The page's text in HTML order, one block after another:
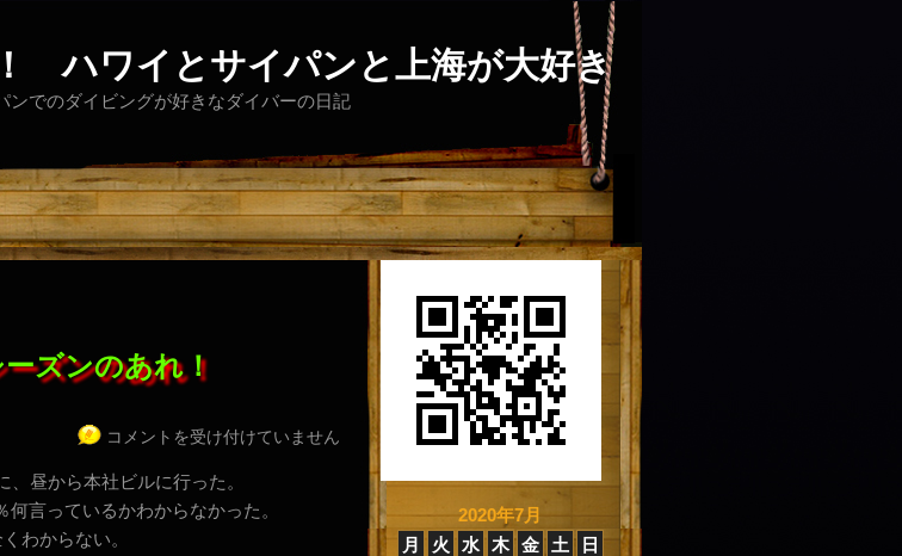
ハワイとサイパンと上海が大好き
ンでのダイビングが好きなダイバーの日記
ズンのあれ！
コメントを受け付けていません
昼から本社ビルに行った。
言っているかわからなかった。
わからない。
2020年7月
月
火 水 木 金 土
日